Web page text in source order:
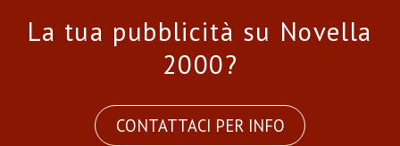
La tua pubblicità su Novella
2000?
CONTATTACI PER INFO